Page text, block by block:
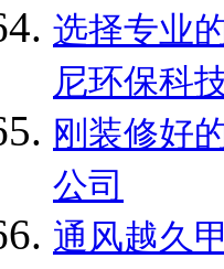
选择专业
尼环保科
刚装修好
公司
通风越久